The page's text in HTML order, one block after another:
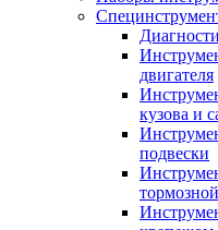
двигателя
кузова и
подвески